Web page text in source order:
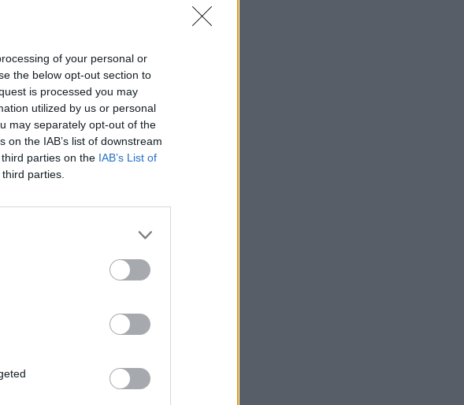
of your personal or
the below opt-out section to
is processed you may
utilized by us or personal
may separately opt-out of the
the IAB’s list of downstream
parties on the IAB’s List of
parties.